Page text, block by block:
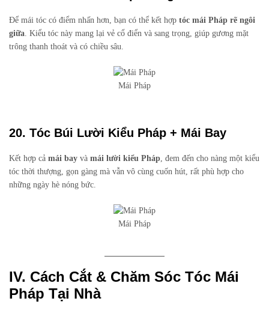
Để mái tóc có điểm nhấn hơn, bạn có thể kết hợp tóc mái Pháp rẽ ngôi
giữa. Kiểu tóc này mang lại vẻ cổ điển và sang trọng, giúp gương mặt
trông thanh thoát và có chiều sâu.
Mái Pháp
20. Tóc Búi Lười Kiểu Pháp + Mái Bay
Kết hợp cả mái bay và mái lười kiểu Pháp, đem đến cho nàng một kiểu
tóc thời thượng, gọn gàng mà vẫn vô cùng cuốn hút, rất phù hợp cho
những ngày hè nóng bức.
Mái Pháp
IV. Cách Cắt & Chăm Sóc Tóc Mái
Pháp Tại Nhà